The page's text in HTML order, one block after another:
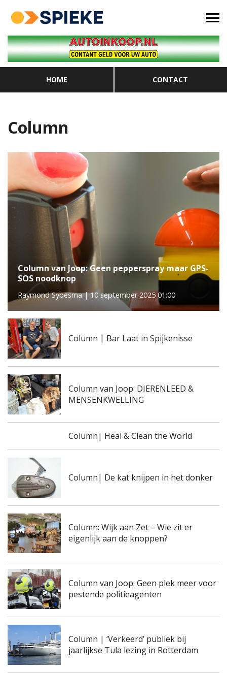
HOME CONTACT
Column
Column van Joop: Geen pepperspray maar GPS-
SOS noodknop
Raymond Sybesma | 10 september 2025 01:00
Column | Bar Laat in Spijkenisse
Column van Joop: DIERENLEED &
MENSENKWELLING
Column| Heal & Clean the World
Column| De kat knijpen in het donker
Column: Wijk aan Zet – Wie zit er
eigenlijk aan de knoppen?
Column van Joop: Geen plek meer voor
pestende politieagenten
Column | ‘Verkeerd’ publiek bij
jaarlijkse Tula lezing in Rotterdam